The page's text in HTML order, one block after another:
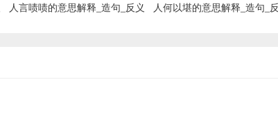
人言啧啧的意思解释_造句_反义 人何以堪的意思解释_造句_